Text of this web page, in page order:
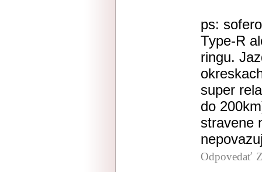
ps:
Type-R
ringu.
super
do
stravene
Odpovedať